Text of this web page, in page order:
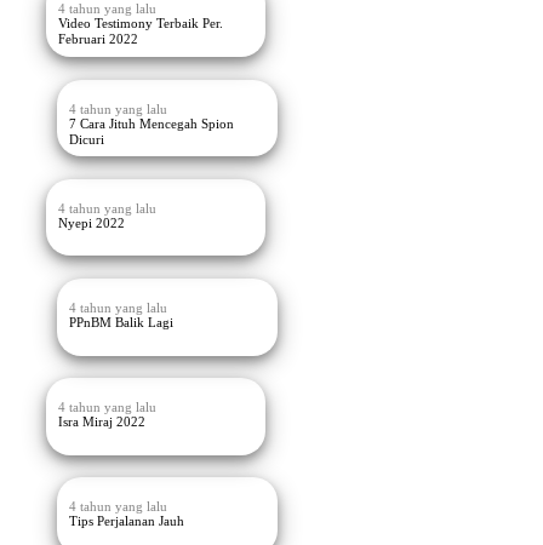
4 tahun yang lalu
Video Testimony Terbaik Per.
Februari 2022
4 tahun yang lalu
7 Cara Jituh Mencegah Spion
Dicuri
4 tahun yang lalu
Nyepi 2022
4 tahun yang lalu
PPnBM Balik Lagi
4 tahun yang lalu
Isra Miraj 2022
4 tahun yang lalu
Tips Perjalanan Jauh